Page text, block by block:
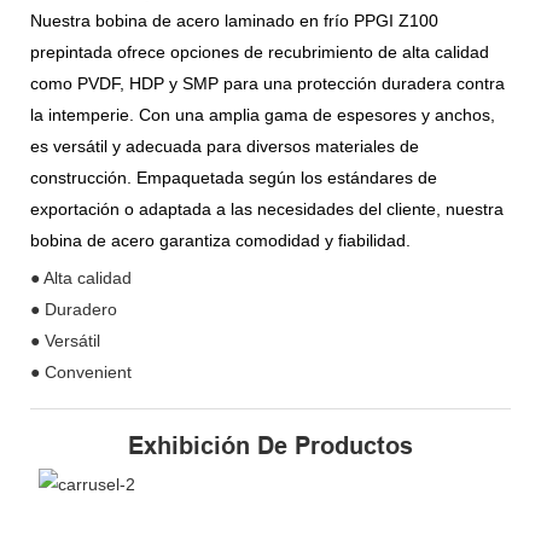
Nuestra bobina de acero laminado en frío PPGI Z100
prepintada ofrece opciones de recubrimiento de alta calidad
como PVDF, HDP y SMP para una protección duradera contra
la intemperie. Con una amplia gama de espesores y anchos,
es versátil y adecuada para diversos materiales de
construcción. Empaquetada según los estándares de
exportación o adaptada a las necesidades del cliente, nuestra
bobina de acero garantiza comodidad y fiabilidad.
● Alta calidad
● Duradero
● Versátil
● Convenient
Exhibición De Productos